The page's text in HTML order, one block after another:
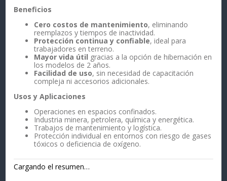
Beneficios
Cero costos de mantenimiento, eliminando
reemplazos y tiempos de inactividad.
Protección continua y confiable, ideal para
trabajadores en terreno.
Mayor vida útil gracias a la opción de hibernación en
los modelos de 2 años.
Facilidad de uso, sin necesidad de capacitación
compleja ni accesorios adicionales.
Usos y Aplicaciones
Operaciones en espacios confinados.
Industria minera, petrolera, química y energética.
Trabajos de mantenimiento y logística.
Protección individual en entornos con riesgo de gases
tóxicos o deficiencia de oxígeno.
Cargando el resumen…